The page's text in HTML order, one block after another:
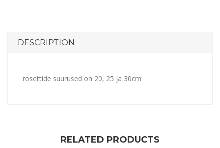
DESCRIPTION
rosettide suurused on 20, 25 ja 30cm
RELATED PRODUCTS